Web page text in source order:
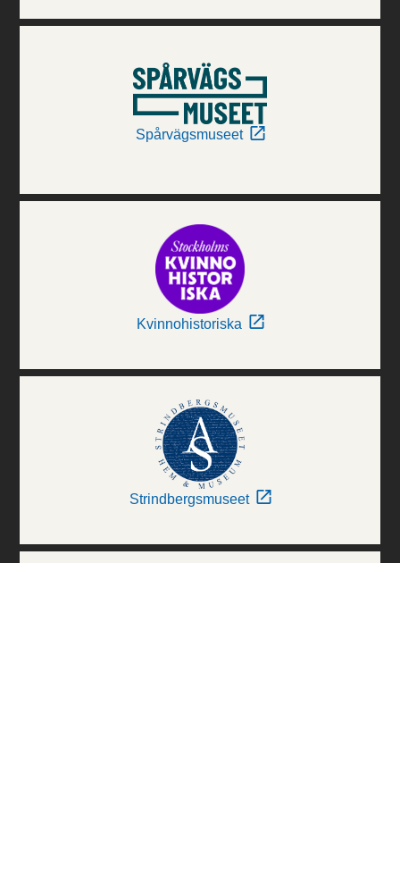
Spårvägsmuseet
Kvinnohistoriska
Strindbergsmuseet